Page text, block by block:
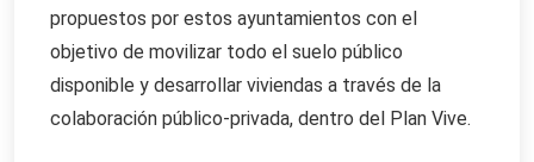
propuestos por estos ayuntamientos con el
objetivo de movilizar todo el suelo público
disponible y desarrollar viviendas a través de la
colaboración público-privada, dentro del Plan Vive.